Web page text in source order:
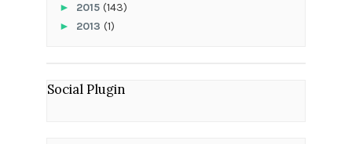
► 2015 (143)
► 2013 (1)
Social Plugin